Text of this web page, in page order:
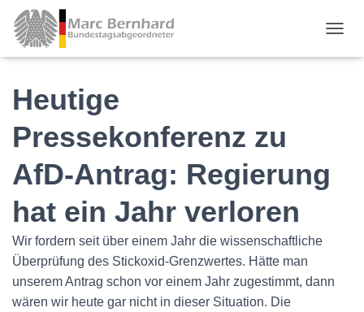
Heutige
Pressekonferenz zu
AfD-Antrag: Regierung
hat ein Jahr verloren
Wir fordern seit über einem Jahr die wissenschaftliche
Überprüfung des Stickoxid-Grenzwertes. Hätte man
unserem Antrag schon vor einem Jahr zugestimmt, dann
wären wir heute gar nicht in dieser Situation. Die